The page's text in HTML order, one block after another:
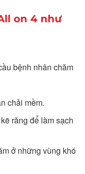
on 4 như
bệnh nhân chăm
chải mềm.
răng để làm sạch
ở những vùng khó